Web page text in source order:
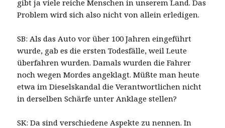
gibt ja viele reiche Menschen in unserem Land. Das
Problem wird sich also nicht von allein erledigen.
SB: Als das Auto vor über 100 Jahren eingeführt
wurde, gab es die ersten Todesfälle, weil Leute
überfahren wurden. Damals wurden die Fahrer
noch wegen Mordes angeklagt. Müßte man heute
etwa im Dieselskandal die Verantwortlichen nicht
in derselben Schärfe unter Anklage stellen?
SK: Da sind verschiedene Aspekte zu nennen. In